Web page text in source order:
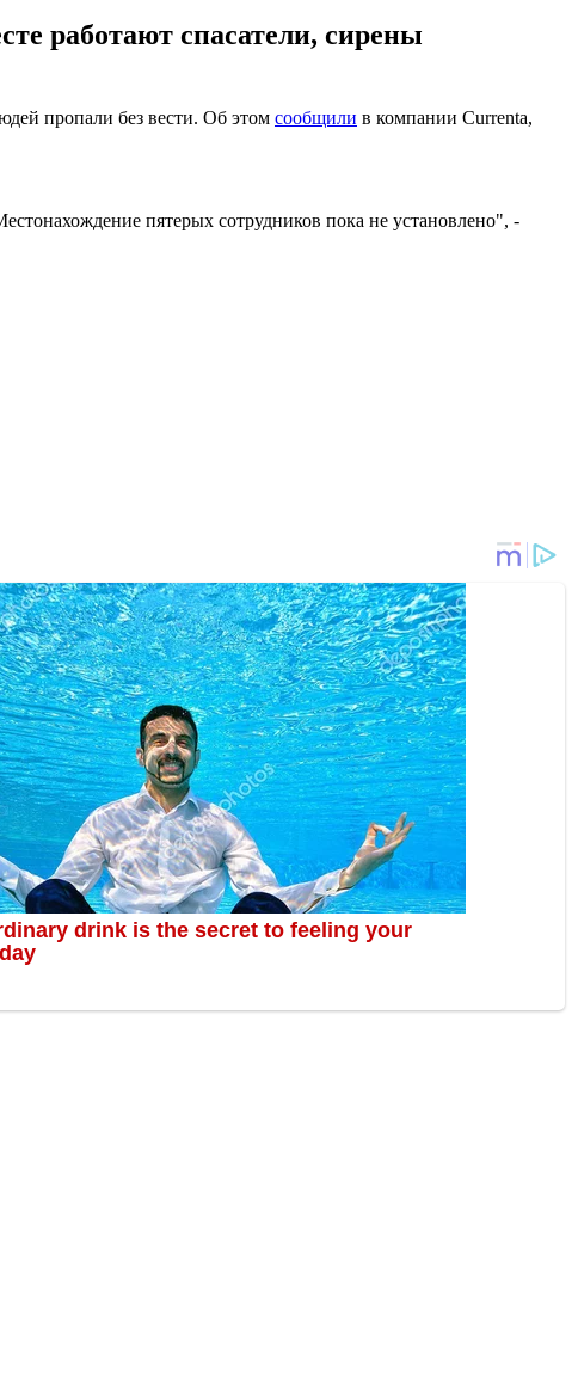
работают спасатели, сирены
пропали без вести. Об этом сообщили в компании Currenta,
пятерых сотрудников пока не установлено", -